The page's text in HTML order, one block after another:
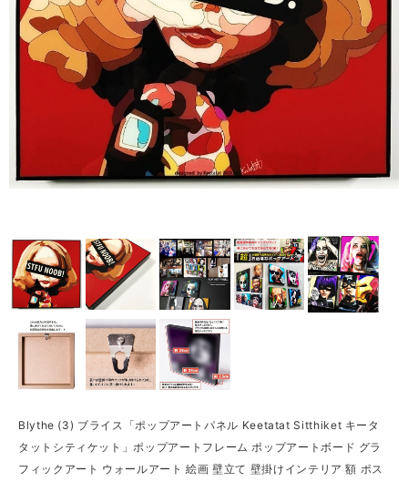
Blythe (3) ブライス「ポップアートパネル Keetatat Sitthiket キータ
タットシティケット」ポップアートフレーム ポップアートボード グラ
フィックアート ウォールアート 絵画 壁立て 壁掛けインテリア 額 ポス